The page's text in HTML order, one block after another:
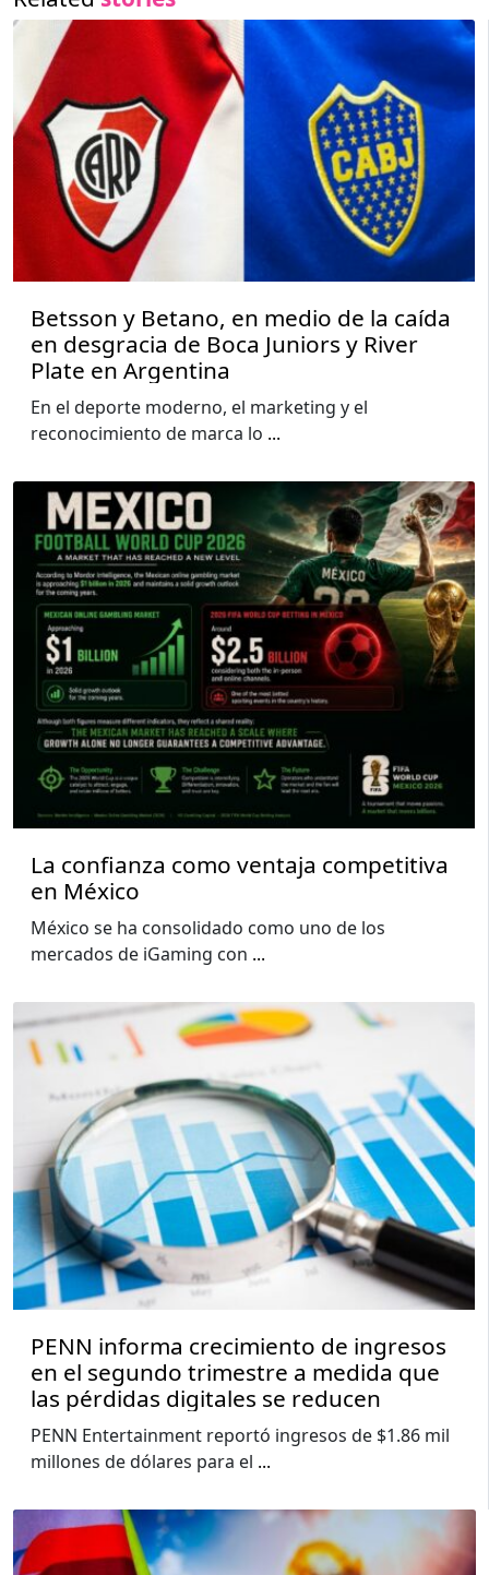
Betsson y Betano, en medio de la caída
en desgracia de Boca Juniors y River
Plate en Argentina
En el deporte moderno, el marketing y el
reconocimiento de marca lo ...
La confianza como ventaja competitiva
en México
México se ha consolidado como uno de los
mercados de iGaming con ...
PENN informa crecimiento de ingresos
en el segundo trimestre a medida que
las pérdidas digitales se reducen
PENN Entertainment reportó ingresos de $1.86 mil
millones de dólares para el ...